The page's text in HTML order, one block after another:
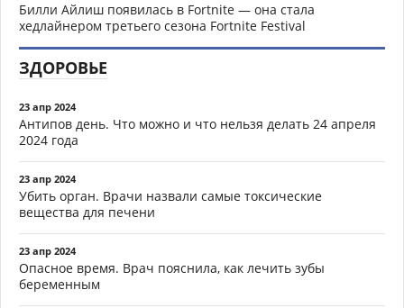
Билли Айлиш появилась в Fortnite — она стала
хедлайнером третьего сезона Fortnite Festival
ЗДОРОВЬЕ
23 апр 2024
Антипов день. Что можно и что нельзя делать 24 апреля
2024 года
23 апр 2024
Убить орган. Врачи назвали самые токсические
вещества для печени
23 апр 2024
Опасное время. Врач пояснила, как лечить зубы
беременным